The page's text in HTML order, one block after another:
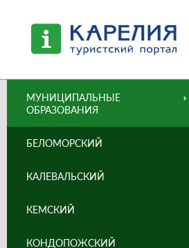
МУНИЦИПАЛЬНЫЕ
ОБРАЗОВАНИЯ
БЕЛОМОРСКИЙ
КАЛЕВАЛЬСКИЙ
КЕМСКИЙ
КОНДОПОЖСКИЙ